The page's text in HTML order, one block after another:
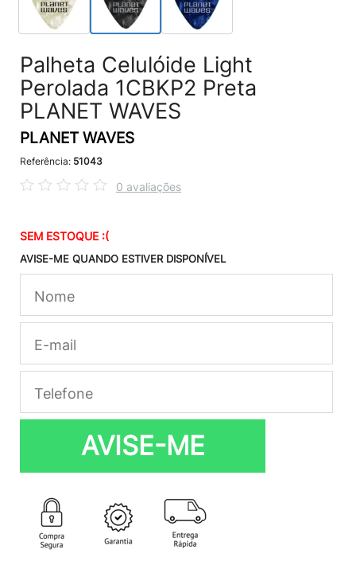
Palheta Celulóide Light
Perolada 1CBKP2 Preta
PLANET WAVES
PLANET WAVES
Referência: 51043
0 avaliações
SEM ESTOQUE :(
AVISE-ME QUANDO ESTIVER DISPONÍVEL
AVISE-ME